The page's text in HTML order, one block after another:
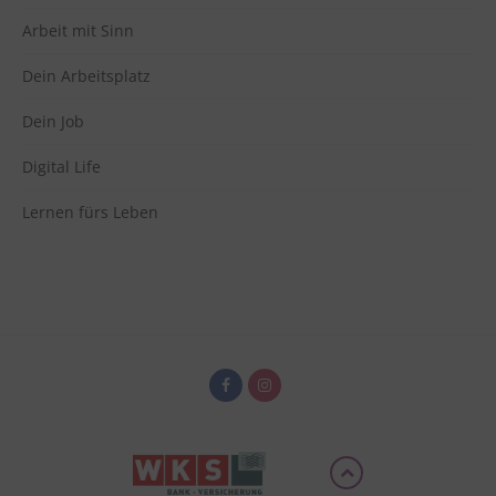
Arbeit mit Sinn
Dein Arbeitsplatz
Dein Job
Digital Life
Lernen fürs Leben
Vimeo